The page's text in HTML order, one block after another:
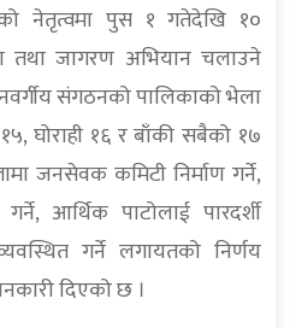
नेतृत्वमा पुस १ गतेदेखि १०
तथा जागरण अभियान चलाउने
संगठनको पालिकाको भेला
घोराही १६ र बाँकी सबैको १७
जनसेवक कमिटी निर्माण गर्ने,
आर्थिक पाटोलाई पारदर्शी
गर्ने लगायतको निर्णय
दिएको छ ।